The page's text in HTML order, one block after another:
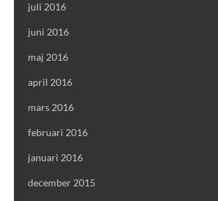
juli 2016
juni 2016
maj 2016
april 2016
mars 2016
februari 2016
januari 2016
december 2015